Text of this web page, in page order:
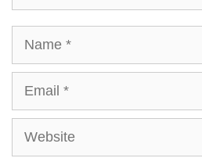
Name
Email
Website